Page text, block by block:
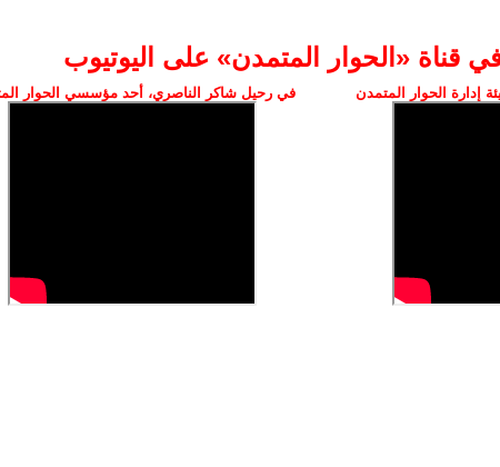
قناة ‫«الحوار المتمدن» على اليوتيوب
إدارة الحوار المتمدن في رحيل شاكر الناصري، أحد مؤسسي الحوار